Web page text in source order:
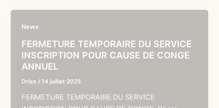
News
FERMETURE TEMPORAIRE DU SERVICE
INSCRIPTION POUR CAUSE DE CONGE
ANNUEL
Driss /14 juillet 2025
FERMETURE TEMPORAIRE DU SERVICE